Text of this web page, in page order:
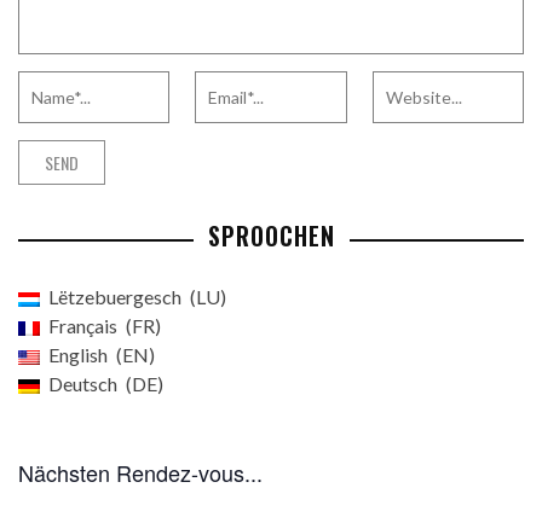
SPROOCHEN
Lëtzebuergesch
LU
Français
FR
English
EN
Deutsch
DE
Nächsten Rendez-vous...